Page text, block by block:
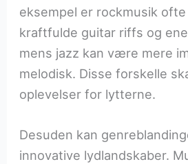
eksempel er rockmusik
kraftfulde guitar riffs og
mens jazz kan være mere
melodisk. Disse forskelle
oplevelser for lytterne.
Desuden kan
innovative lydlandskaber.